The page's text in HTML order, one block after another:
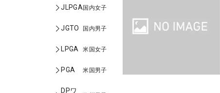
JLPGA国内女子
JGTO 国内男子
LPGA 米国女子
PGA 米国男子
DPワ